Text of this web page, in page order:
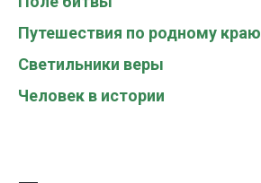
Путешествия по родному краю
Светильники веры
Человек в истории